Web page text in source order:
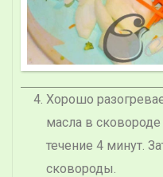
Хорошо
масла в
течение 4 минут.
сковороды.